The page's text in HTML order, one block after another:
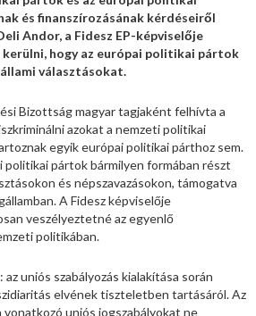
és finanszírozásának kérdéseiről
Andor, a Fidesz EP-képviselője
hogy az európai politikai pártok
választásokat.
Bizottság magyar tagjaként felhívta a
azokat a nemzeti politikai
egyik európai politikai párthoz sem.
politikai pártok bármilyen formában részt
és népszavazásokon, támogatva
A Fidesz képviselője
veszélyeztetné az egyenlő
politikában.
uniós szabályozás kialakítása során
elvének tiszteletben tartásáról. Az
uniós jogszabályokat ne